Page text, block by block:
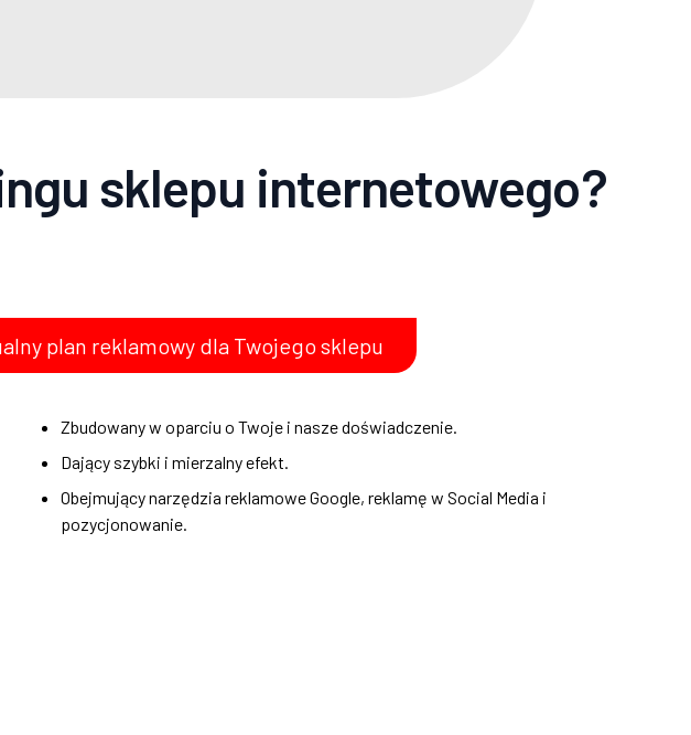
sklepu internetowego?
plan reklamowy dla Twojego sklepu
Zbudowany w oparciu o Twoje i nasze doświadczenie.
Dający szybki i mierzalny efekt.
Obejmujący narzędzia reklamowe Google, reklamę w Social Media i
pozycjonowanie.